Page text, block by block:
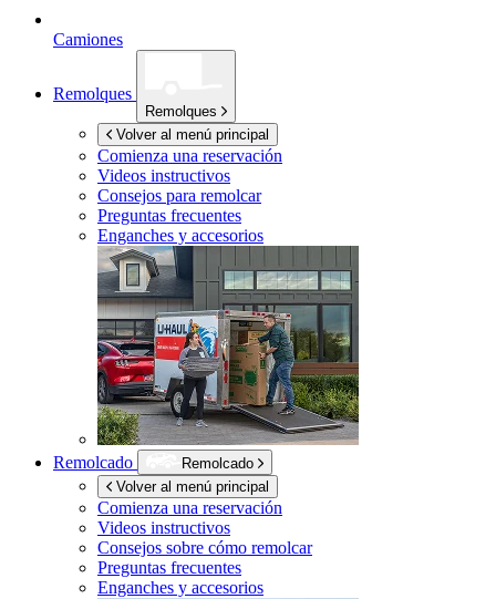
Camiones
Remolques
Remolques
Volver al menú principal
Comienza una reservación
Videos instructivos
Consejos para remolcar
Preguntas frecuentes
Enganches y accesorios
Remolcado
Remolcado
Volver al menú principal
Comienza una reservación
Videos instructivos
Consejos sobre cómo remolcar
Preguntas frecuentes
Enganches y accesorios